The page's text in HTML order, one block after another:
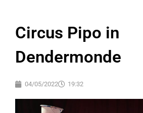
Circus Pipo in
Dendermonde
04/05/2022 19:32